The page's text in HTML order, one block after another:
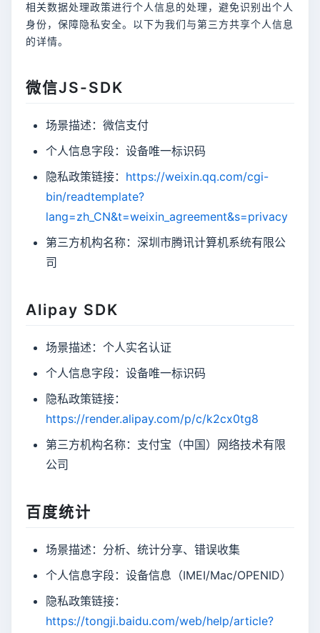
相关数据处理政策进行个人信息的处理，避免识别出个人
身份，保障隐私安全。以下为我们与第三方共享个人信息
的详情。
微信JS-SDK
场景描述：微信支付
个人信息字段：设备唯一标识码
隐私政策链接： https://weixin.qq.com/cgi-
bin/readtemplate?
lang=zh_CN&t=weixin_agreement&s=privacy
第三方机构名称：深圳市腾讯计算机系统有限公
司
Alipay SDK
场景描述：个人实名认证
个人信息字段：设备唯一标识码
隐私政策链接：
https://render.alipay.com/p/c/k2cx0tg8
第三方机构名称：支付宝（中国）网络技术有限
公司
百度统计
场景描述：分析、统计分享、错误收集
个人信息字段：设备信息（IMEI/Mac/OPENID）
隐私政策链接：
https://tongji.baidu.com/web/help/article?